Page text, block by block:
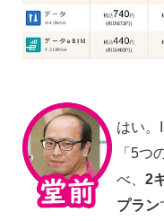
はい。
「5つ
べ、 2
プラン